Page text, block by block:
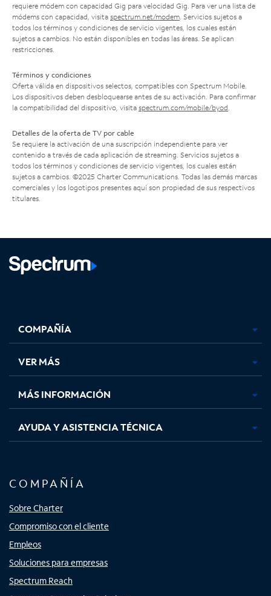
requiere módem con capacidad Gig para velocidad Gig. Para ver una lista de
módems con capacidad, visita spectrum.net/modem . Servicios sujetos a
todos los términos y condiciones de servicio vigentes, los cuales están
sujetos a cambios. No están disponibles en todas las áreas. Se aplican
restricciones.
Términos y condiciones
Oferta válida en dispositivos selectos, compatibles con Spectrum Mobile.
Los dispositivos deben desbloquearse antes de su activación. Para confirmar
la compatibilidad del dispositivo, visita spectrum.com/mobile/byod
Detalles de la oferta de TV por cable
Se requiere la activación de una suscripción independiente para ver
contenido a través de cada aplicación de streaming. Servicios sujetos a
todos los términos y condiciones de servicio vigentes, los cuales están
sujetos a cambios. ©2025 Charter Communications. Todas las demás marcas
comerciales y los logotipos presentes aquí son propiedad de sus respectivos
titulares.
abre
en
pestaña
nueva
abre
en
pestaña
nueva
abre
en
pestaña
nueva
en
nueva
COMPAÑÍA
VER MÁS
MÁS INFORMACIÓN
AYUDA Y ASISTENCIA TÉCNICA
COMPAÑÍA
Sobre Charter
Compromiso con el cliente
Empleos
Soluciones para empresas
Spectrum Reach